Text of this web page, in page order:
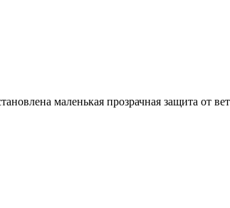
маленькая прозрачная защита от